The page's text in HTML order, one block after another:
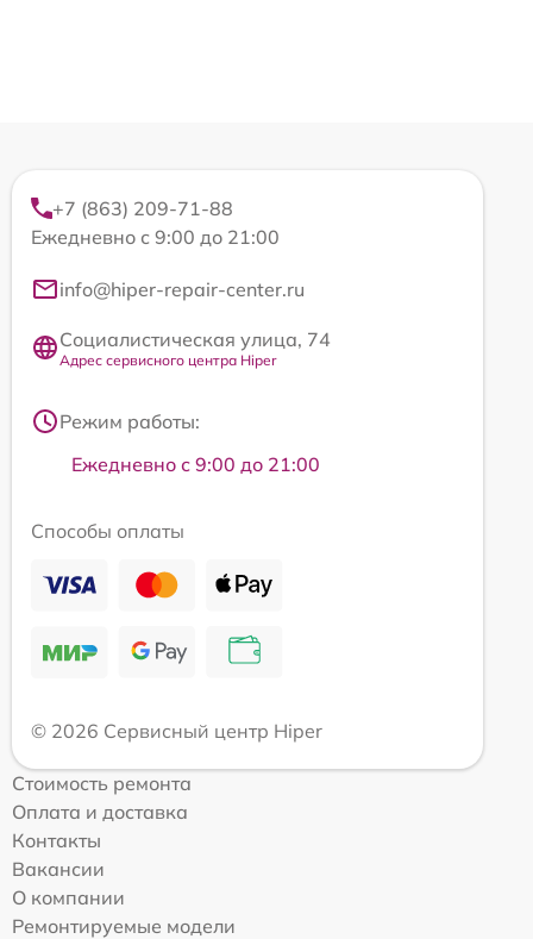
+7 (863) 209-71-88
Ежедневно с 9:00 до 21:00
info@hiper-repair-center.ru
Социалистическая улица, 74
Адрес сервисного центра Hiper
Режим работы:
Ежедневно с 9:00 до 21:00
Способы оплаты
© 2026 Сервисный центр Hiper
Стоимость ремонта
Оплата и доставка
Контакты
Вакансии
О компании
Ремонтируемые модели